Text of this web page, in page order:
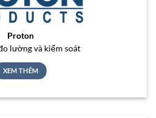
Proton
lường và kiểm soát
XEM THÊM